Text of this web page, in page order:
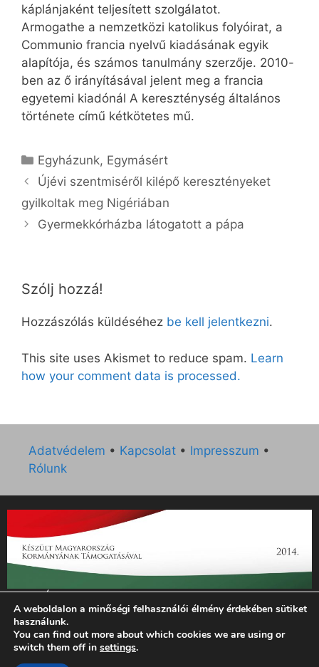
káplánjaként teljesített szolgálatot.
Armogathe a nemzetközi katolikus folyóirat, a
Communio francia nyelvű kiadásának egyik
alapítója, és számos tanulmány szerzője. 2010-
ben az ő irányításával jelent meg a francia
egyetemi kiadónál A kereszténység általános
története című kétkötetes mű.
Kategória
Egyházunk, Egymásért
Újévi szentmiséről kilépő keresztényeket
gyilkoltak meg Nigériában
Gyermekkórházba látogatott a pápa
Szólj hozzá!
Hozzászólás küldéséhez be kell jelentkezni.
This site uses Akismet to reduce spam. Learn
how your comment data is processed.
Adatvédelem • Kapcsolat • Impresszum •
Rólunk
„Az Új Ember katolikus hetilap 2014. évi működésének
támogatását az EGYH-KCP-14-P-0121 sz. támogatási
szerződés keretében 3 000 000 Ft összegben támogatta az
Emberi Erőforrások Minisztériuma.”
A weboldalon a minőségi felhasználói élmény érdekében sütiket
használunk.
You can find out more about which cookies we are using or
switch them off in settings.